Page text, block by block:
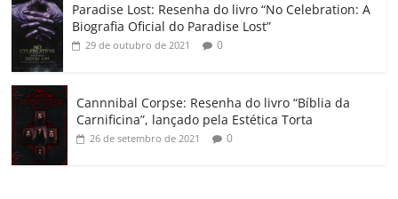
Paradise Lost: Resenha do livro “No Celebration: A
Biografia Oficial do Paradise Lost”
29 de outubro de 2021 0
Cannnibal Corpse: Resenha do livro “Bíblia da
Carnificina”, lançado pela Estética Torta
26 de setembro de 2021 0